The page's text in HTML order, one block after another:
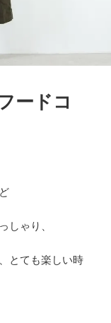
ードコ
しゃり、
とても楽しい時